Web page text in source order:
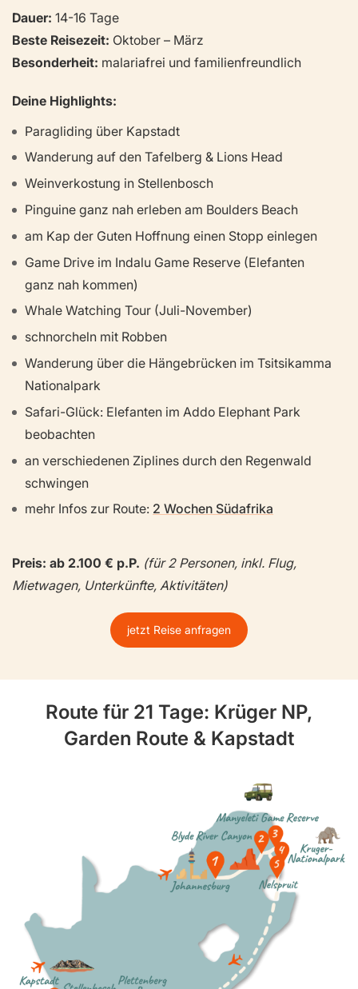
Dauer: 14-16 Tage
Beste Reisezeit: Oktober – März
Besonderheit: malariafrei und familienfreundlich
Deine Highlights:
Paragliding über Kapstadt
Wanderung auf den Tafelberg & Lions Head
Weinverkostung in Stellenbosch
Pinguine ganz nah erleben am Boulders Beach
am Kap der Guten Hoffnung einen Stopp einlegen
Game Drive im Indalu Game Reserve (Elefanten
ganz nah kommen)
Whale Watching Tour (Juli-November)
schnorcheln mit Robben
Wanderung über die Hängebrücken im Tsitsikamma
Nationalpark
Safari-Glück: Elefanten im Addo Elephant Park
beobachten
an verschiedenen Ziplines durch den Regenwald
schwingen
mehr Infos zur Route: 2 Wochen Südafrika
Preis: ab 2.100 € p.P. (für 2 Personen, inkl. Flug,
Mietwagen, Unterkünfte, Aktivitäten)
jetzt Reise anfragen
Route für 21 Tage: Krüger NP,
Garden Route & Kapstadt